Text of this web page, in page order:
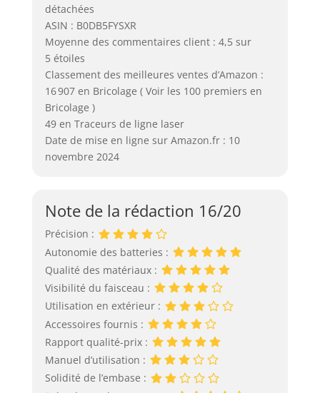
détachées
ASIN : B0DB5FYSXR
Moyenne des commentaires client : 4,5 sur
5 étoiles
Classement des meilleures ventes d’Amazon :
16 907 en Bricolage ( Voir les 100 premiers en
Bricolage )
49 en Traceurs de ligne laser
Date de mise en ligne sur Amazon.fr : 10
novembre 2024
Note de la rédaction 16/20
Précision :
Autonomie des batteries :
Qualité des matériaux :
Visibilité du faisceau :
Utilisation en extérieur :
Accessoires fournis :
Rapport qualité-prix :
Manuel d’utilisation :
Solidité de l’embase :